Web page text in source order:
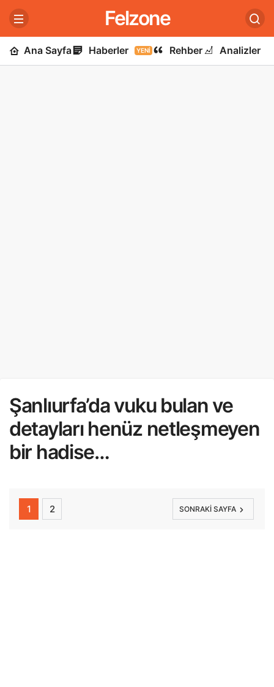
Felzone
Ana Sayfa Haberler YENI Rehber Analizler
Şanlıurfa’da vuku bulan ve
detayları henüz netleşmeyen
bir hadise…
1 2 SONRAKI SAYFA